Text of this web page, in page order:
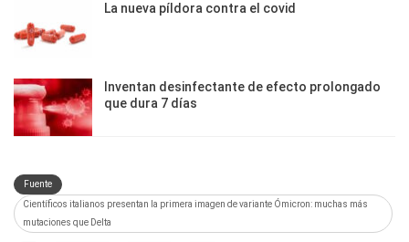
La nueva píldora contra el covid
Inventan desinfectante de efecto prolongado
que dura 7 días
Fuente
Científicos italianos presentan la primera imagen de variante Ómicron: muchas más
mutaciones que Delta